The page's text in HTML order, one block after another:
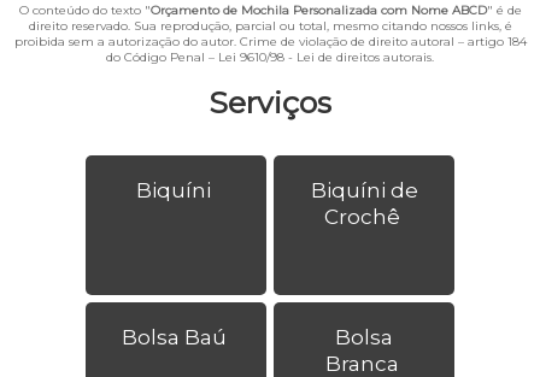
Serviços
Biquíni
Biquíni de
Crochê
Bolsa Baú
Bolsa
Branca
O conteúdo do texto "Orçamento de Mochila Personalizada com Nome ABCD" é de
direito reservado. Sua reprodução, parcial ou total, mesmo citando nossos links, é
proibida sem a autorização do autor. Crime de violação de direito autoral – artigo 184
do Código Penal – Lei 9610/98 - Lei de direitos autorais.